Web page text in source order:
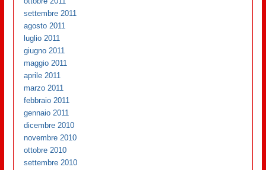
settembre 2011
agosto 2011
luglio 2011
giugno 2011
maggio 2011
aprile 2011
marzo 2011
febbraio 2011
gennaio 2011
dicembre 2010
novembre 2010
ottobre 2010
settembre 2010